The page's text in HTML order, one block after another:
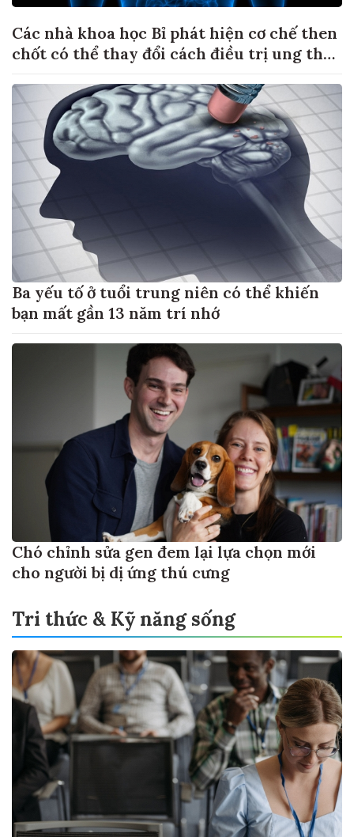
Các nhà khoa học Bỉ phát hiện cơ chế then
chốt có thể thay đổi cách điều trị ung thư
Ba yếu tố ở tuổi trung niên có thể khiến
bạn mất gần 13 năm trí nhớ
Chó chỉnh sửa gen đem lại lựa chọn mới
cho người bị dị ứng thú cưng
Tri thức & Kỹ năng sống